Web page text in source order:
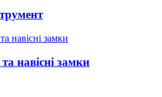
навісні замки